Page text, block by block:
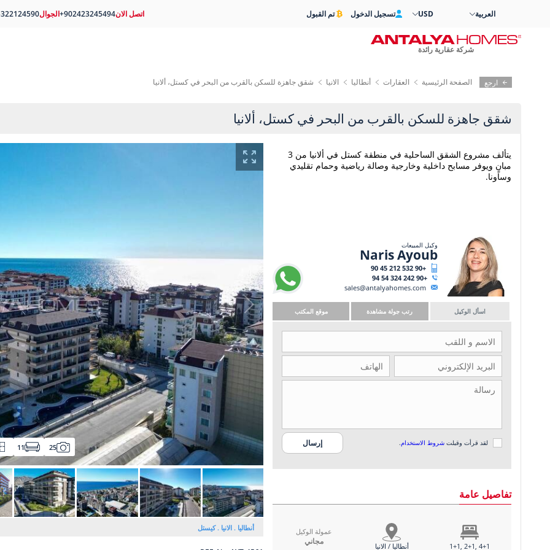
ارجع الصفحة الرئيسية العقارات أنطاليا الانيا شقق جاهزة للسكن بالقرب من البحر في كستل، ألانيا
شقق جاهزة للسكن بالقرب من البحر في كستل، ألانيا
25
11
أنطاليا الانيا كيستل
يتألف مشروع الشقق الساحلية في منطقة كستل في ألانيا من 3
مبانٍ ويوفر مسابح داخلية وخارجية وصالة رياضية وحمام تقليدي
وساونا.
وكيل المبيعات
Naris Ayoub
+90 532 212 45 90
+90 242 324 54 94
sales@antalyahomes.com
اسأل الوكيل رتب جولة مشاهدة موقع المكتب
لقد قرأت وقبلت شروط الاستخدام.
تفاصيل عامة
عمولة الوكيل
مجاني أنطاليا / الانيا 1+1, 2+1, 4+1
العربية USD تسجيل الدخول تم القبول
شركة عقارية رائدة
اتصل الان+902423245494الجوال